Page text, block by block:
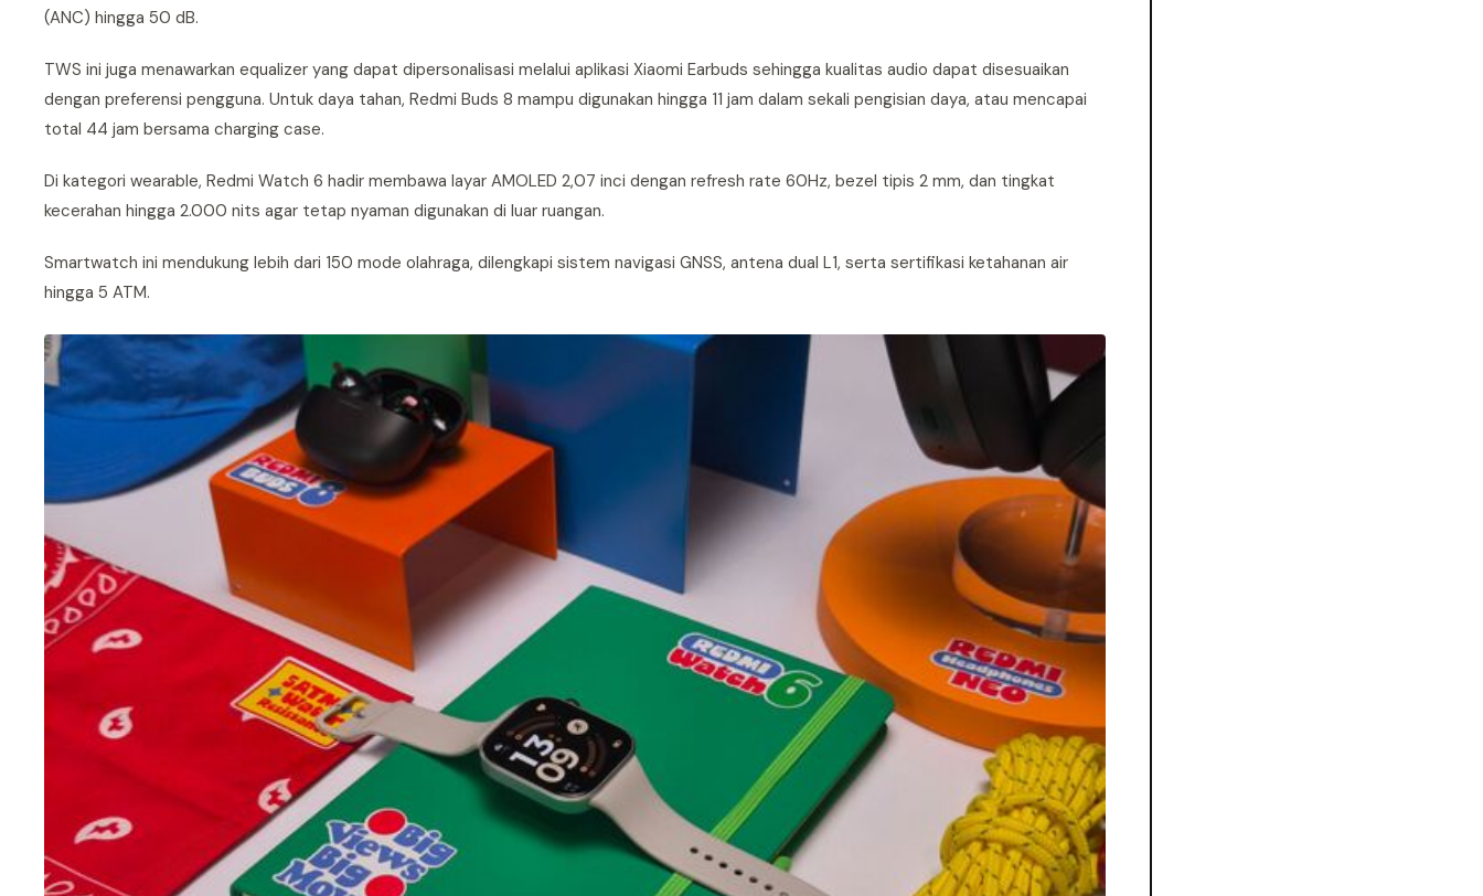
(ANC) hingga 50 dB.
TWS ini juga menawarkan equalizer yang dapat dipersonalisasi melalui aplikasi Xiaomi Earbuds sehingga kualitas audio dapat disesuaikan
dengan preferensi pengguna. Untuk daya tahan, Redmi Buds 8 mampu digunakan hingga 11 jam dalam sekali pengisian daya, atau mencapai
total 44 jam bersama charging case.
Di kategori wearable, Redmi Watch 6 hadir membawa layar AMOLED 2,07 inci dengan refresh rate 60Hz, bezel tipis 2 mm, dan tingkat
kecerahan hingga 2.000 nits agar tetap nyaman digunakan di luar ruangan.
Smartwatch ini mendukung lebih dari 150 mode olahraga, dilengkapi sistem navigasi GNSS, antena dual L1, serta sertifikasi ketahanan air
hingga 5 ATM.